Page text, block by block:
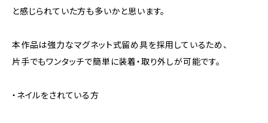
と感じられていた方も多いかと思います。
本作品は強力なマグネット式留め具を採用しているため、
片手でもワンタッチで簡単に装着・取り外しが可能です。
・ネイルをされている方